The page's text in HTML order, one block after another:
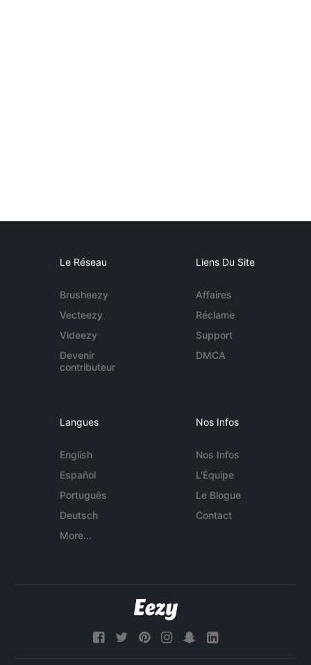
Le Réseau
Brusheezy
Vecteezy
Videezy
Devenir
contributeur
Liens Du Site
Affaires
Réclame
Support
DMCA
Langues
English
Español
Português
Deutsch
More...
Nos Infos
Nos Infos
L'Équipe
Le Blogue
Contact